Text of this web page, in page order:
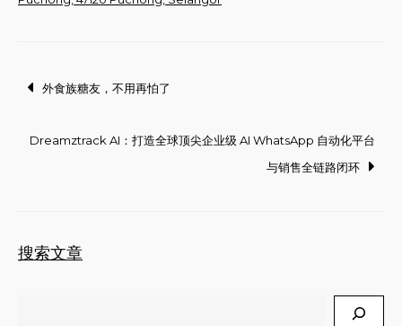
Post
navigation
外食族糖友，不用再怕了
Dreamztrack AI：打造全球顶尖企业级 AI WhatsApp 自动化平台
与销售全链路闭环
搜索文章